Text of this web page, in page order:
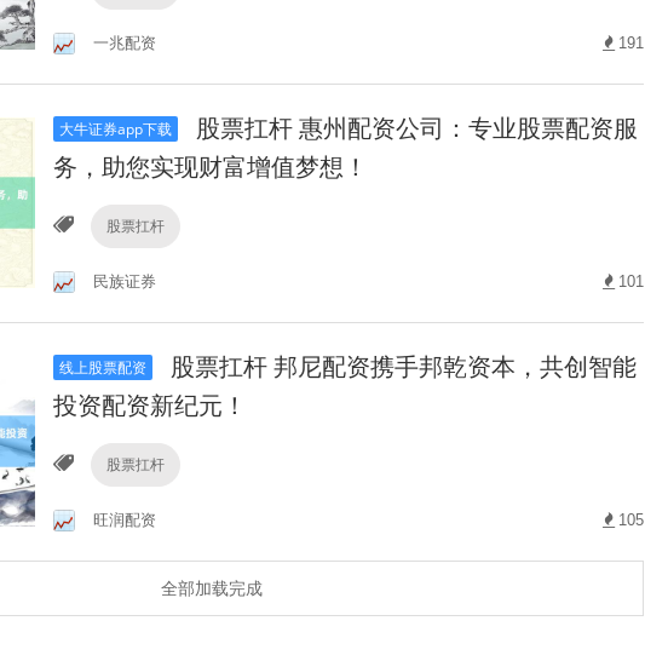
一兆配资 191
大牛证券app下载
股票扛杆 惠州配资公司：专业股票配资服
务，助您实现财富增值梦想！
股票扛杆
民族证券 101
线上股票配资
股票扛杆 邦尼配资携手邦乾资本，共创智能
投资配资新纪元！
股票扛杆
旺润配资 105
全部加载完成